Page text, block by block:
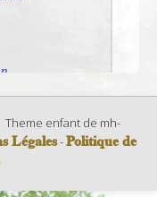
Theme enfant de mh-
Légales-Politique de